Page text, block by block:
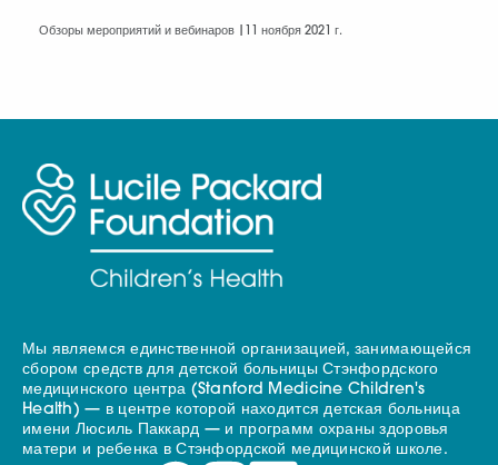
Обзоры мероприятий и вебинаров | 11 ноября 2021 г.
Мы являемся единственной организацией, занимающейся
сбором средств для детской больницы Стэнфордского
медицинского центра (Stanford Medicine Children's
Health) — в центре которой находится детская больница
имени Люсиль Паккард — и программ охраны здоровья
матери и ребенка в Стэнфордской медицинской школе.